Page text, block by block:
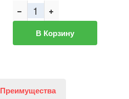
В Корзину
Преимущества